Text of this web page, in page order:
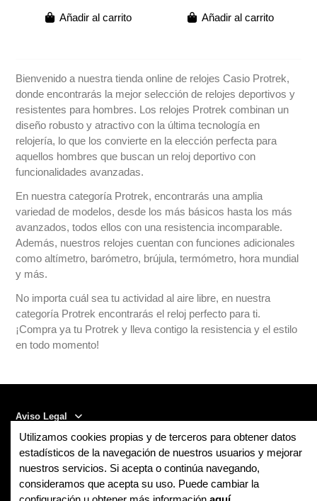
Añadir al carrito Añadir al carrito
Bienvenido a nuestra tienda online de relojes Casio Protrek,
donde encontrarás la mejor selección de relojes deportivos y
resistentes para hombres. Los relojes Protrek combinan un
diseño robusto y atractivo con la última tecnología en
relojería, lo que los convierte en la elección perfecta para
aquellos hombres que buscan un reloj deportivo con
funcionalidades avanzadas.
En nuestra categoría Protrek, encontrarás una amplia
variedad de modelos, desde los más básicos hasta los más
avanzados, todos ellos con una resistencia incomparable.
Además, nuestros relojes cuentan con funciones adicionales
como altímetro, barómetro, brújula, termómetro, hora mundial
y más.
No importa cuál sea tu actividad al aire libre, en nuestra
categoría Protrek encontrarás el reloj perfecto para ti.
¡Compra ya tu Protrek y lleva contigo la resistencia y el estilo
en todo momento!
Aviso Legal
Contact us
Follow us
Utilizamos cookies propias y de terceros para obtener datos
estadísticos de la navegación de nuestros usuarios y mejorar
nuestros servicios. Si acepta o continúa navegando,
consideramos que acepta su uso. Puede cambiar la